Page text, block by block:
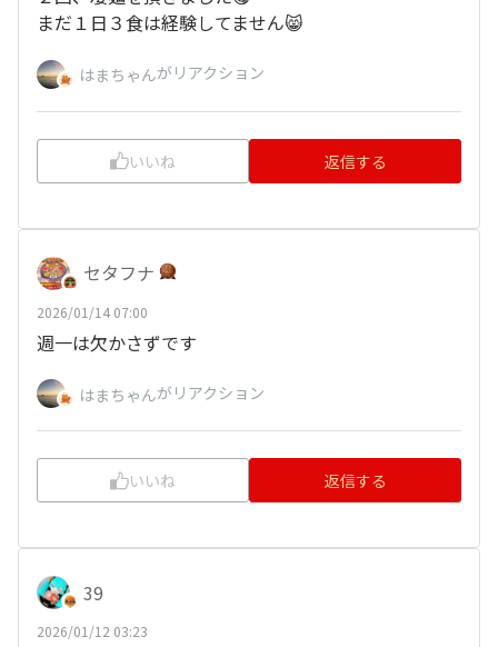
まだ１日３食は経験してません😸
はまちゃんがリアクション
いいね 返信する
セタフナ
2026/01/14 07:00
週一は欠かさずです
はまちゃんがリアクション
いいね 返信する
39
2026/01/12 03:23